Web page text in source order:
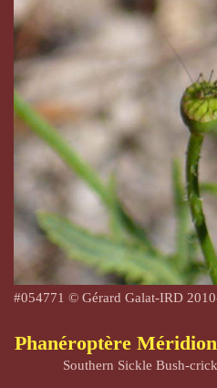
#054771 © Gérard Galat-IRD
Phanéroptère
Southern Sickle Bush-